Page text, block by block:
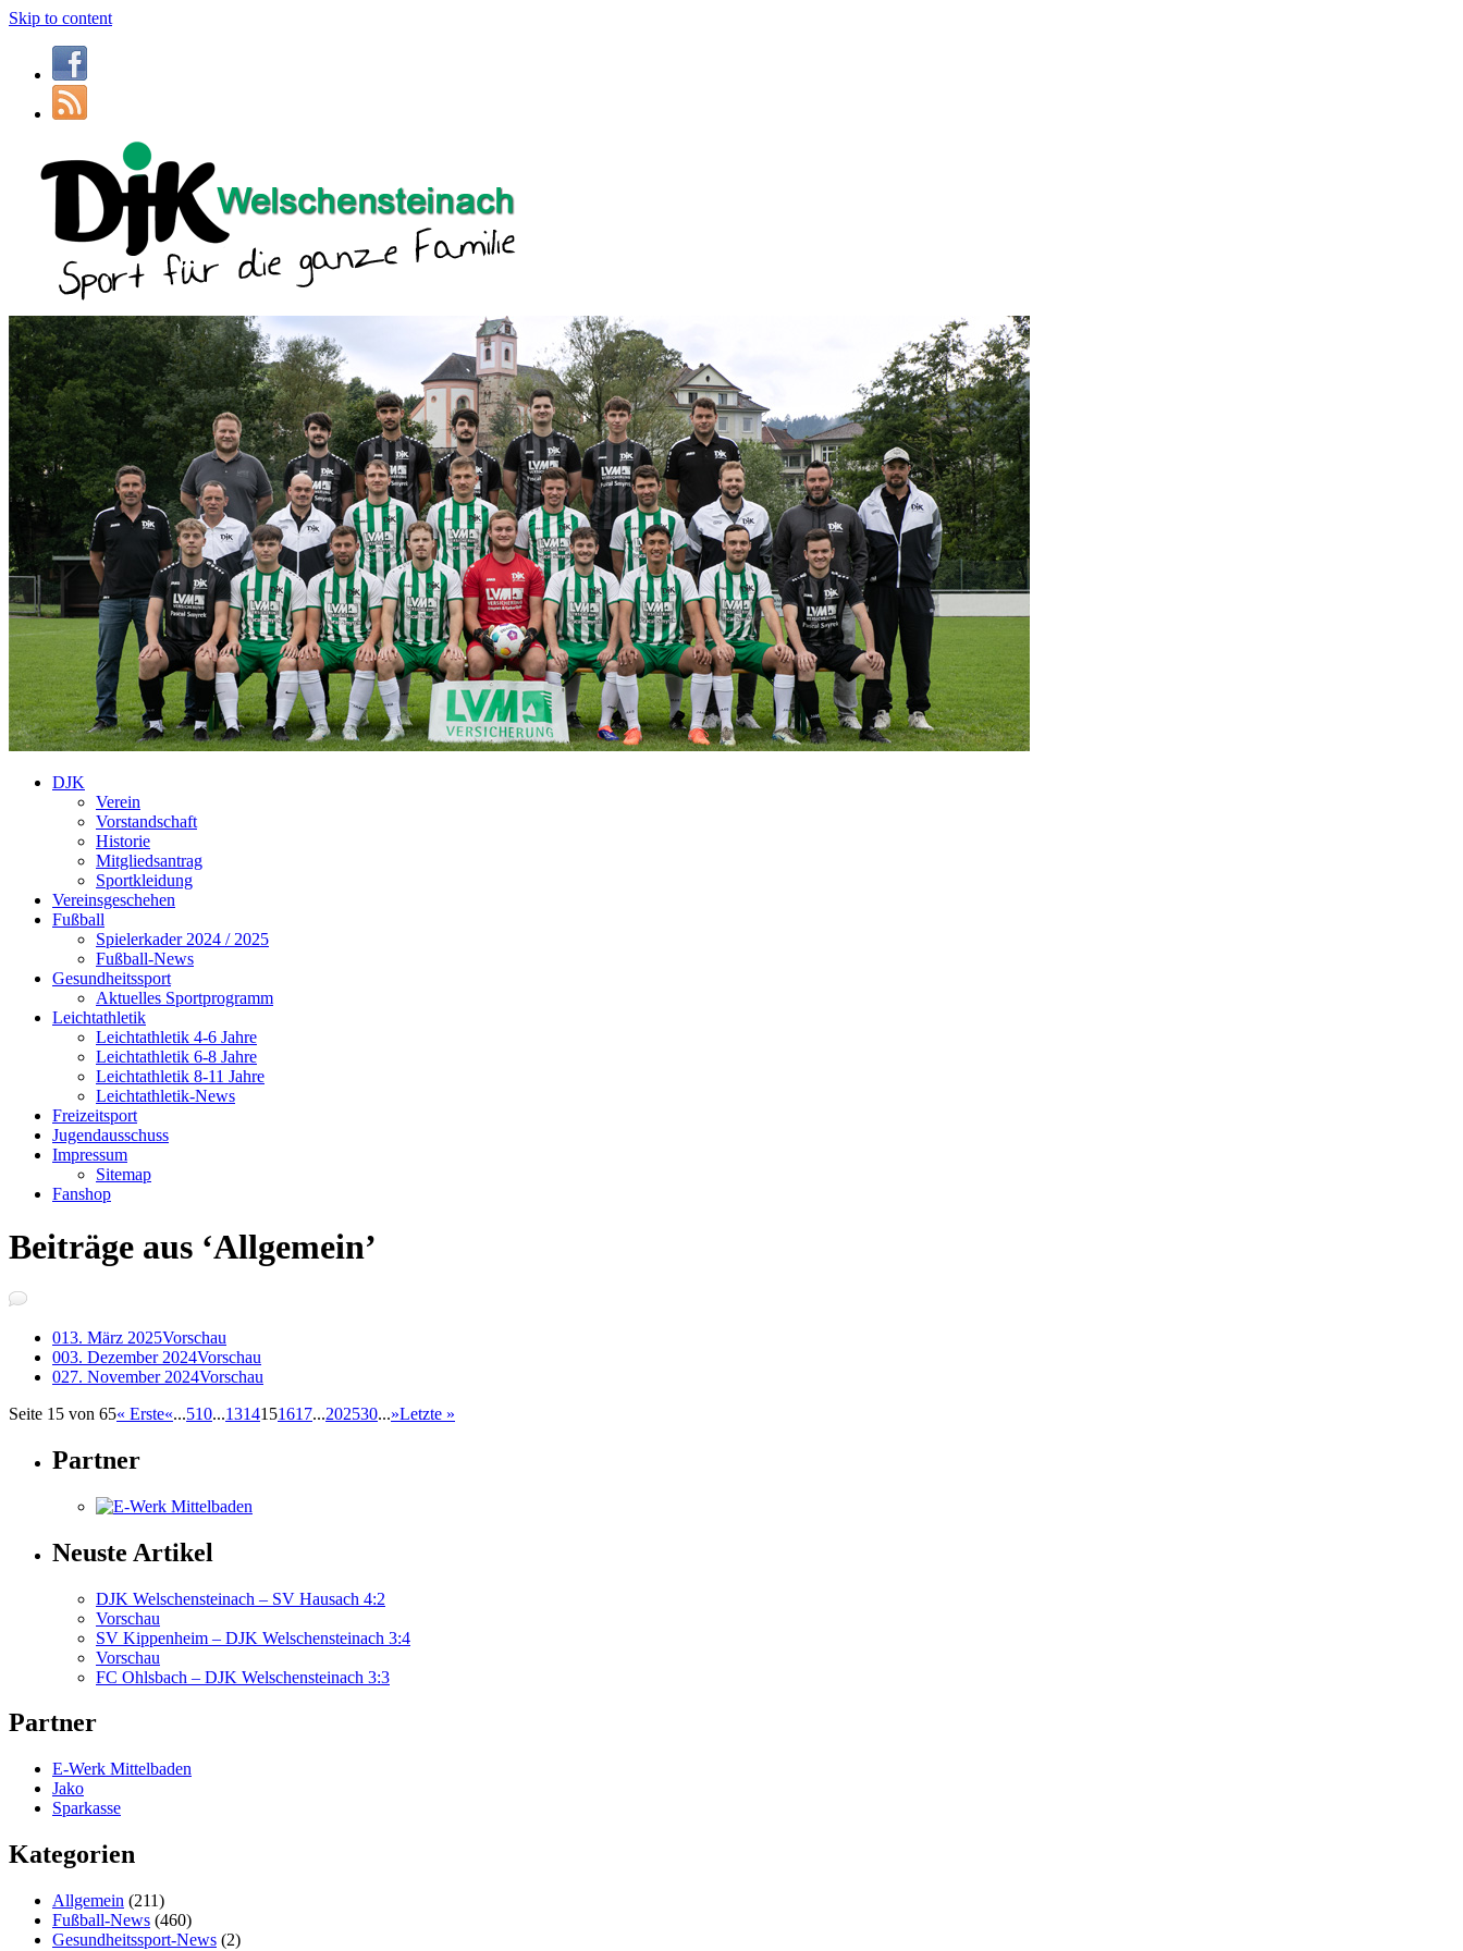
Skip to content
DJK
Verein
Vorstandschaft
Historie
Mitgliedsantrag
Sportkleidung
Vereinsgeschehen
Fußball
Spielerkader 2024 / 2025
Fußball-News
Gesundheitssport
Aktuelles Sportprogramm
Leichtathletik
Leichtathletik 4-6 Jahre
Leichtathletik 6-8 Jahre
Leichtathletik 8-11 Jahre
Leichtathletik-News
Freizeitsport
Jugendausschuss
Impressum
Sitemap
Fanshop
Beiträge aus ‘Allgemein’
013. März 2025Vorschau
003. Dezember 2024Vorschau
027. November 2024Vorschau
Seite 15 von 65« Erste«...510...1314151617...202530...»Letzte »
Partner
Neuste Artikel
DJK Welschensteinach – SV Hausach 4:2
Vorschau
SV Kippenheim – DJK Welschensteinach 3:4
Vorschau
FC Ohlsbach – DJK Welschensteinach 3:3
Partner
E-Werk Mittelbaden
Jako
Sparkasse
Kategorien
Allgemein (211)
Fußball-News (460)
Gesundheitssport-News (2)